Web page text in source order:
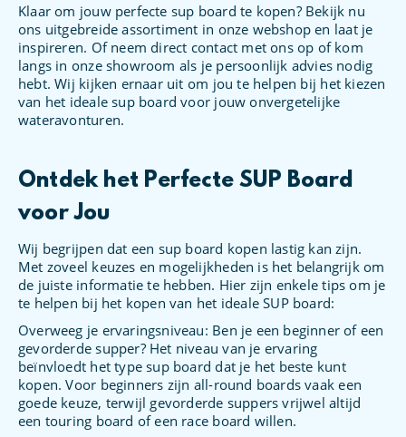
Klaar om jouw perfecte sup board te kopen? Bekijk nu
ons uitgebreide assortiment in onze webshop en laat je
inspireren. Of neem direct contact met ons op of kom
langs in onze showroom als je persoonlijk advies nodig
hebt. Wij kijken ernaar uit om jou te helpen bij het kiezen
van het ideale sup board voor jouw onvergetelijke
wateravonturen.
Ontdek het Perfecte SUP Board
voor Jou
Wij begrijpen dat een sup board kopen lastig kan zijn.
Met zoveel keuzes en mogelijkheden is het belangrijk om
de juiste informatie te hebben. Hier zijn enkele tips om je
te helpen bij het kopen van het ideale SUP board:
Overweeg je ervaringsniveau: Ben je een beginner of een
gevorderde supper? Het niveau van je ervaring
beïnvloedt het type sup board dat je het beste kunt
kopen. Voor beginners zijn all-round boards vaak een
goede keuze, terwijl gevorderde suppers vrijwel altijd
een touring board of een race board willen.